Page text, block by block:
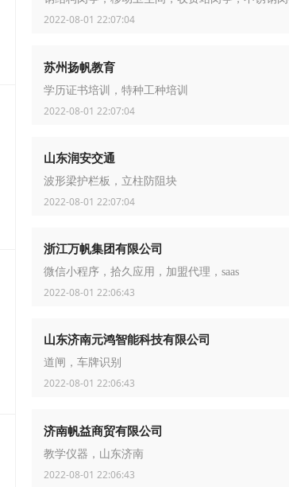
2022-08-01 22:07:04
苏州扬帆教育
学历证书培训，特种工种培训
2022-08-01 22:07:04
山东润安交通
波形梁护栏板，立柱防阻块
2022-08-01 22:07:04
浙江万帆集团有限公司
微信小程序，拾久应用，加盟代理，saas
2022-08-01 22:06:43
山东济南元鸿智能科技有限公司
道闸，车牌识别
2022-08-01 22:06:43
济南帆益商贸有限公司
教学仪器，山东济南
2022-08-01 22:06:43